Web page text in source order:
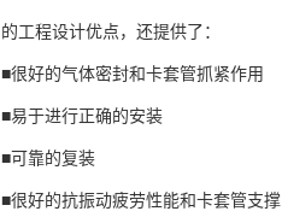
的工程设计优点，还提供了：
■很好的气体密封和卡套管抓紧作用
■易于进行正确的安装
■可靠的复装
■很好的抗振动疲劳性能和卡套管支撑